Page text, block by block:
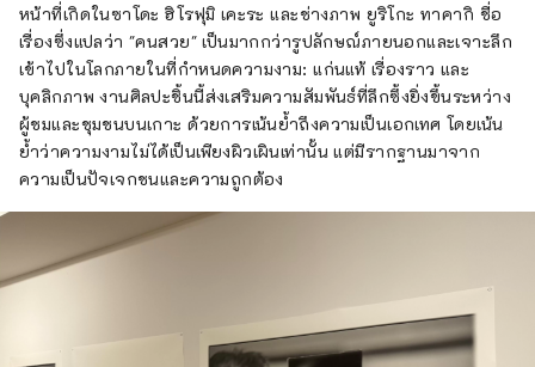
หน้าที่เกิดในซาโดะ ฮิโรฟุมิ เคะระ และช่างภาพ ยูริโกะ ทาคากิ ชื่อ
เรื่องซึ่งแปลว่า "คนสวย" เป็นมากกว่ารูปลักษณ์ภายนอกและเจาะลึก
เข้าไปในโลกภายในที่กำหนดความงาม: แก่นแท้ เรื่องราว และ
บุคลิกภาพ งานศิลปะชิ้นนี้ส่งเสริมความสัมพันธ์ที่ลึกซึ้งยิ่งขึ้นระหว่าง
ผู้ชมและชุมชนบนเกาะ ด้วยการเน้นย้ำถึงความเป็นเอกเทศ โดยเน้น
ย้ำว่าความงามไม่ได้เป็นเพียงผิวเผินเท่านั้น แต่มีรากฐานมาจาก
ความเป็นปัจเจกชนและความถูกต้อง